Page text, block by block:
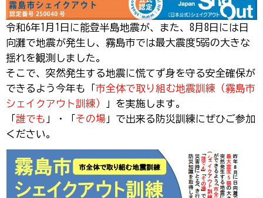
令和6年1月1日に能登半島地震が、また、8月8日には日
向灘で地震が発生し、霧島市では最大震度5弱の大きな
揺れを観測しました。
そこで、突然発生する地震に慌てず身を守る安全確保が
できるよう今年も「 市全体で取り組む地震訓練（霧島市
シェイクアウト訓練）
」を実施します。
誰でも 」・「 その場 」で出来る防災訓練にぜひご参加
ください。